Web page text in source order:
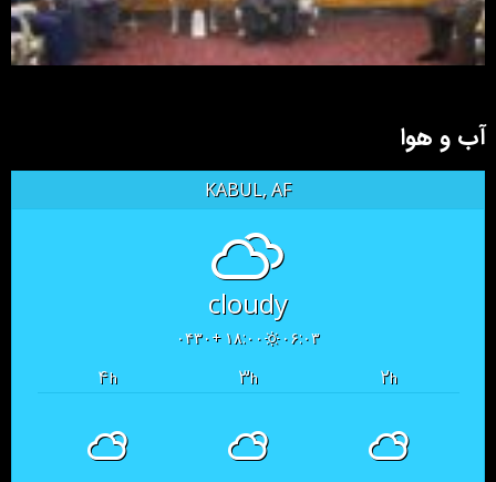
آب و هوا
KABUL, AF
cloudy
۰۶:۰۳ ۱۸:۰۰ +۰۴۳۰
۲h ۳h ۴h